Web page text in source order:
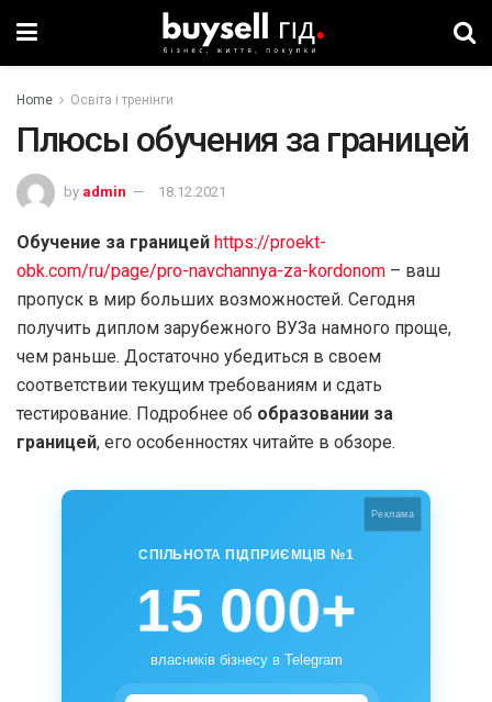
Home Освіта і тренінги
Плюсы обучения за границей
by admin 18.12.2021
Обучение за границей https://proekt-
obk.com/ru/page/pro-navchannya-za-kordonom – ваш
пропуск в мир больших возможностей. Сегодня
получить диплом зарубежного ВУЗа намного проще,
чем раньше. Достаточно убедиться в своем
соответствии текущим требованиям и сдать
тестирование. Подробнее об образовании за
границей, его особенностях читайте в обзоре.
Реклама
СПІЛЬНОТА ПІДПРИЄМЦІВ №1
15 000+
власників бізнесу в Telegram